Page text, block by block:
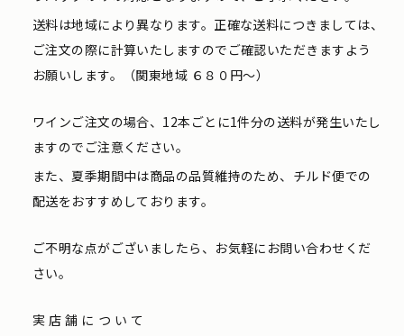
送料は地域により異なります。正確な送料につきましては、
ご注文の際に計算いたしますのでご確認いただきますよう
お願いします。（関東地域 ６８０円〜）
ワインご注文の場合、12本ごとに1件分の送料が発生いたし
ますのでご注意ください。
また、夏季期間中は商品の品質維持のため、チルド便での
配送をおすすめしております。
ご不明な点がございましたら、お気軽にお問い合わせくだ
さい。
実店舗について